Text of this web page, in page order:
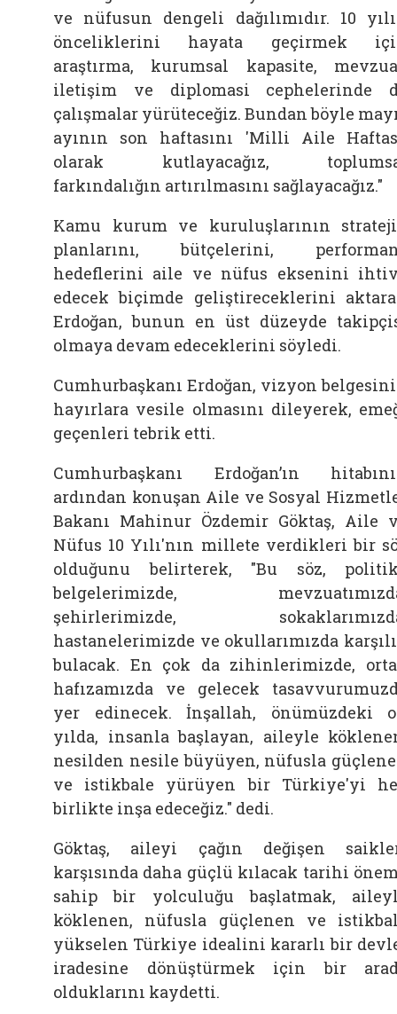
ve nüfusun dengeli dağılımıdır. 10
önceliklerini hayata geçirmek
araştırma, kurumsal kapasite,
iletişim ve diplomasi cephelerinde
çalışmalar yürüteceğiz. Bundan böyle
ayının son haftasını 'Milli Aile
olarak kutlayacağız,
farkındalığın artırılmasını sağlayacağız."
Kamu kurum ve kuruluşlarının
planlarını, bütçelerini,
hedeflerini aile ve nüfus eksenini
edecek biçimde geliştireceklerini
Erdoğan, bunun en üst düzeyde
olmaya devam edeceklerini söyledi.
Cumhurbaşkanı Erdoğan, vizyon
hayırlara vesile olmasını dileyerek,
geçenleri tebrik etti.
Cumhurbaşkanı Erdoğan’ın
ardından konuşan Aile ve Sosyal
Bakanı Mahinur Özdemir Göktaş, Aile
Nüfus 10 Yılı'nın millete verdikleri bir
olduğunu belirterek, "Bu söz,
belgelerimizde,
şehirlerimizde,
hastanelerimizde ve okullarımızda
bulacak. En çok da zihinlerimizde,
hafızamızda ve gelecek
yer edinecek. İnşallah, önümüzdeki
yılda, insanla başlayan, aileyle
nesilden nesile büyüyen, nüfusla
ve istikbale yürüyen bir Türkiye'yi
birlikte inşa edeceğiz." dedi.
Göktaş, aileyi çağın değişen
karşısında daha güçlü kılacak tarihi
sahip bir yolculuğu başlatmak,
köklenen, nüfusla güçlenen ve
yükselen Türkiye idealini kararlı bir
iradesine dönüştürmek için bir
olduklarını kaydetti.